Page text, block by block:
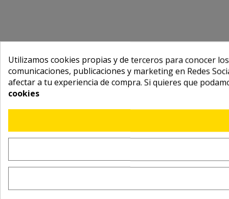
Utilizamos cookies propias y de terceros para conocer
comunicaciones, publicaciones y marketing en Redes
afectar a tu experiencia de compra. Si quieres que
cookies